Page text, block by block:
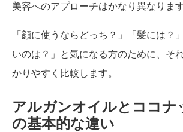
美容へのアプローチはかなり異なります
「顔に使うならどっち？」「髪には？
いのは？」と気になる方のために、そ
かりやすく比較します。
アルガンオイルとココナ
の基本的な違い